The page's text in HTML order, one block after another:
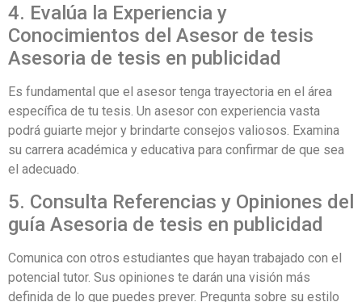
4. Evalúa la Experiencia y
Conocimientos del Asesor de tesis
Asesoria de tesis en publicidad
Es fundamental que el asesor tenga trayectoria en el área
específica de tu tesis. Un asesor con experiencia vasta
podrá guiarte mejor y brindarte consejos valiosos. Examina
su carrera académica y educativa para confirmar de que sea
el adecuado.
5. Consulta Referencias y Opiniones del
guía Asesoria de tesis en publicidad
Comunica con otros estudiantes que hayan trabajado con el
potencial tutor. Sus opiniones te darán una visión más
definida de lo que puedes prever. Pregunta sobre su estilo